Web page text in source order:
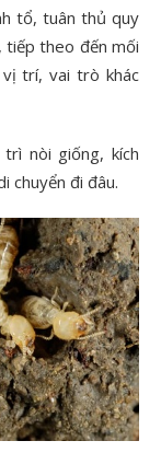
tổ, tuân thủ quy
tiếp theo đến mối
trí, vai trò khác
nòi giống, kích
chuyển đi đâu.